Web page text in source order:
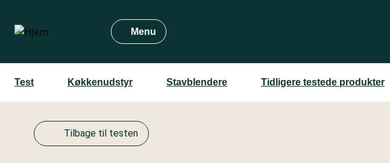
hovedindhold
Menu
Test Køkkenudstyr Stavblendere Tidligere testede produkter
Tilbage til testen